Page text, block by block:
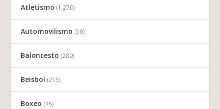
Atletismo (1.270)
Automovilismo (50)
Baloncesto (289)
Beisbol (215)
Boxeo (45)